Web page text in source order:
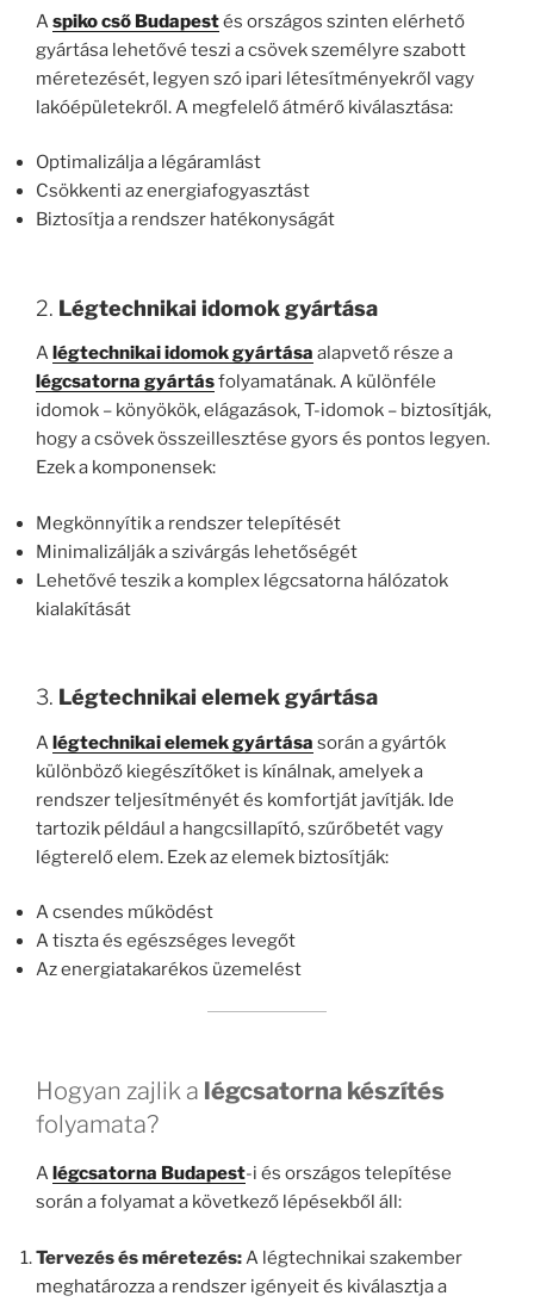
Aspiko cső Budapestés országos szinten elérhető
gyártása lehetővé teszi a csövek személyre szabott
méretezését, legyen szó ipari létesítményekről vagy
lakóépületekről. A megfelelő átmérő kiválasztása:
Optimalizálja a légáramlást
Csökkenti az energiafogyasztást
Biztosítja a rendszer hatékonyságát
2. Légtechnikai idomok gyártása
Alégtechnikai idomok gyártása alapvető része a
légcsatorna gyártásfolyamatának. A különféle
idomok – könyökök, elágazások, T-idomok – biztosítják,
hogy a csövek összeillesztése gyors és pontos legyen.
Ezek a komponensek:
Megkönnyítik a rendszer telepítését
Minimalizálják a szivárgás lehetőségét
Lehetővé teszik a komplex légcsatorna hálózatok
kialakítását
3. Légtechnikai elemek gyártása
Alégtechnikai elemek gyártása során a gyártók
különböző kiegészítőket is kínálnak, amelyek a
rendszer teljesítményét és komfortját javítják. Ide
tartozik például a hangcsillapító, szűrőbetét vagy
légterelő elem. Ezek az elemek biztosítják:
A csendes működést
A tiszta és egészséges levegőt
Az energiatakarékos üzemelést
Hogyan zajlik a légcsatorna készítés
folyamata?
Alégcsatorna Budapest-i és országos telepítése
során a folyamat a következő lépésekből áll:
Tervezés és méretezés:A légtechnikai szakember
meghatározza a rendszer igényeit és kiválasztja a